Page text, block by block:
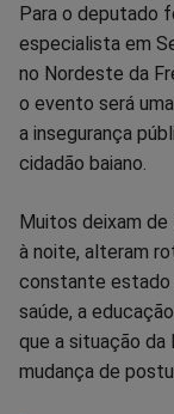
Para o deputado
especialista em
no Nordeste da
o evento será
a‭ insegurança‬‭
cidadão baiano.‬‭
Muitos deixam‬‭
à‬‭ noite,‬‭ alteram‬‭
constante estado
saúde, a
que a situação da
mudança de